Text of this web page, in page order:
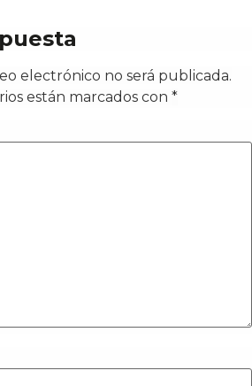
electrónico no será publicada.
están marcados con *